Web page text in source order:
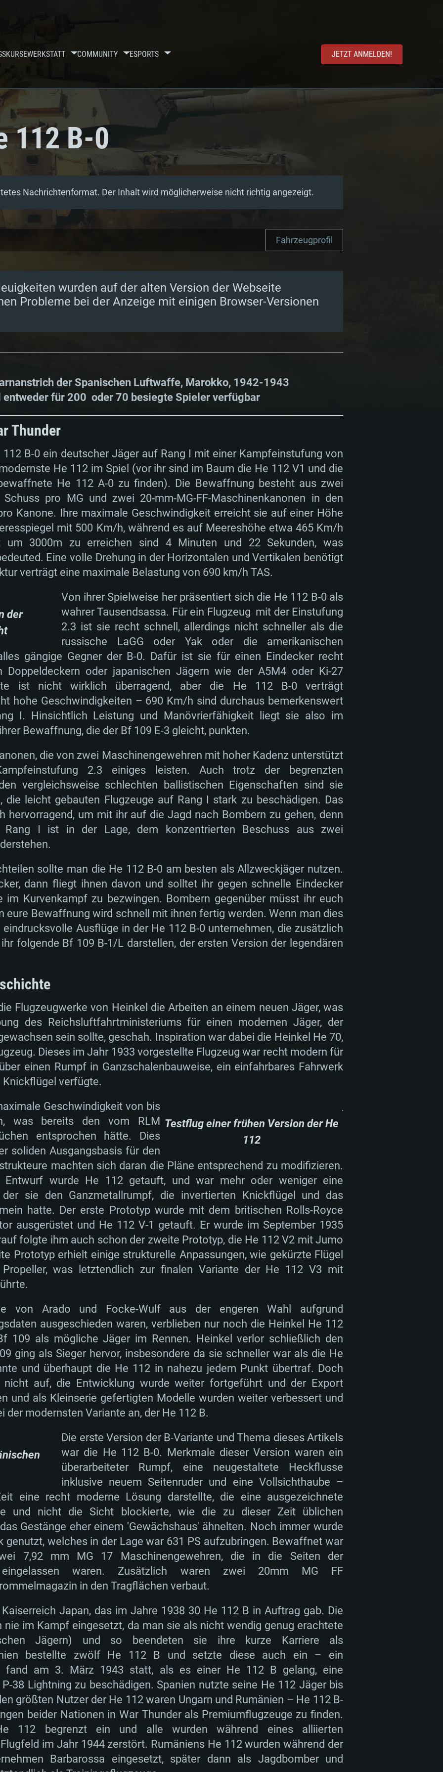
WERKSTATT COMMUNITY ESPORTS JETZT ANMELDEN!
Radeon 77XX /
Auflösung
Empfohlen
Betriebssystem: Windows 10/11 (64bit)
besser
Arbeitsspeicher: 16 GB und mehr
DirectX 11 fähige Grafikkarte oder höher mit den
neuesten Treibern: NVIDIA GeForce GTX 1060
oder höher / AMD Radeon RX 570 oder höher
Netzwerk: Breitband-Internetverbindung
Festplatte: 60,2 GB (Full Client)
oder neuer
Xeon
analoge AMD /
des Spiels
Empfohlen
Betriebssystem: Mac OS Big Sur 11.0 oder neuer
werden nicht unterstützt)
Arbeitsspeicher: 8 GB
Grafikkarte: Radeon Vega II oder höher mit Metal
Support
Netzwerk: Breitband-Internetverbindung
Festplatte: 60,2 GB (Full Client)
Systeme
Treibern
AMD mit
als 6 Monate);
beträgt 720p
Empfohlen
Betriebssystem: Ubuntu 20.04 64bit
Arbeitsspeicher: 16 GB
Grafikkarte: NVIDIA 1060 mit den neuesten
Treibern (nicht älter als 6 Monate) / vergleichbare
AMD (Radeon RX 570) mit den neuesten Treibern
(nicht älter als 6 Monate); mit Vulkan Support
Netzwerk: Breitband-Internetverbindung
Festplatte: 60,2 GB (Full Client)
112 B-0
Nachrichtenformat. Der Inhalt wird möglicherweise nicht richtig angezeigt.
Fahrzeugprofil
wurden auf der alten Version der Webseite
Probleme bei der Anzeige mit einigen Browser-Versionen
der Spanischen Luftwaffe, Marokko, 1942-1943
entweder für 200 oder 70 besiegte Spieler verfügbar
Thunder
112 B-0 ein deutscher Jäger auf Rang I mit einer Kampfeinstufung von
He 112 im Spiel (vor ihr sind im Baum die He 112 V1 und die
He 112 A-0 zu finden). Die Bewaffnung besteht aus zwei
pro MG und zwei 20-mm-MG-FF-Maschinenkanonen in den
Kanone. Ihre maximale Geschwindigkeit erreicht sie auf einer Höhe
mit 500 Km/h, während es auf Meereshöhe etwa 465 Km/h
um 3000m zu erreichen sind 4 Minuten und 22 Sekunden, was
Eine volle Drehung in der Horizontalen und Vertikalen benötigt
verträgt eine maximale Belastung von 690 km/h TAS.
der
Von ihrer Spielweise her präsentiert sich die He 112 B-0 als
wahrer Tausendsassa. Für ein Flugzeug mit der Einstufung
2.3 ist sie recht schnell, allerdings nicht schneller als die
russische LaGG oder Yak oder die amerikanischen
gängige Gegner der B-0. Dafür ist sie für einen Eindecker recht
oder japanischen Jägern wie der A5M4 oder Ki-27
ist nicht wirklich überragend, aber die He 112 B-0 verträgt
hohe Geschwindigkeiten – 690 Km/h sind durchaus bemerkenswert
I. Hinsichtlich Leistung und Manövrierfähigkeit liegt sie also im
Bewaffnung, die der Bf 109 E-3 gleicht, punkten.
die von zwei Maschinengewehren mit hoher Kadenz unterstützt
2.3 einiges leisten. Auch trotz der begrenzten
vergleichsweise schlechten ballistischen Eigenschaften sind sie
die leicht gebauten Flugzeuge auf Rang I stark zu beschädigen. Das
hervorragend, um mit ihr auf die Jagd nach Bombern zu gehen, denn
Rang I ist in der Lage, dem konzentrierten Beschuss aus zwei
sollte man die He 112 B-0 am besten als Allzweckjäger nutzen.
dann fliegt ihnen davon und solltet ihr gegen schnelle Eindecker
im Kurvenkampf zu bezwingen. Bombern gegenüber müsst ihr euch
eure Bewaffnung wird schnell mit ihnen fertig werden. Wenn man dies
Ausflüge in der He 112 B-0 unternehmen, die zusätzlich
folgende Bf 109 B-1/L darstellen, der ersten Version der legendären
Flugzeugwerke von Heinkel die Arbeiten an einem neuen Jäger, was
des Reichsluftfahrtministeriums für einen modernen Jäger, der
sein sollte, geschah. Inspiration war dabei die Heinkel He 70,
Dieses im Jahr 1933 vorgestellte Flugzeug war recht modern für
einen Rumpf in Ganzschalenbauweise, ein einfahrbares Fahrwerk
verfügte.
Testflug einer frühen Version der He
112
Geschwindigkeit von bis
was bereits den vom RLM
entsprochen hätte. Dies
soliden Ausgangsbasis für den
machten sich daran die Pläne entsprechend zu modifizieren.
Entwurf wurde He 112 getauft, und war mehr oder weniger eine
sie den Ganzmetallrumpf, die invertierten Knickflügel und das
hatte. Der erste Prototyp wurde mit dem britischen Rolls-Royce
ausgerüstet und He 112 V-1 getauft. Er wurde im September 1935
folgte ihm auch schon der zweite Prototyp, die He 112 V2 mit Jumo
Prototyp erhielt einige strukturelle Anpassungen, wie gekürzte Flügel
was letztendlich zur finalen Variante der He 112 V3 mit
von Arado und Focke-Wulf aus der engeren Wahl aufgrund
ausgeschieden waren, verblieben nur noch die Heinkel He 112
109 als mögliche Jäger im Rennen. Heinkel verlor schließlich den
ging als Sieger hervor, insbesondere da sie schneller war als die He
und überhaupt die He 112 in nahezu jedem Punkt übertraf. Doch
auf, die Entwicklung wurde weiter fortgeführt und der Export
und als Kleinserie gefertigten Modelle wurden weiter verbessert und
der modernsten Variante an, der He 112 B.
Die erste Version der B-Variante und Thema dieses Artikels
war die He 112 B-0. Merkmale dieser Version waren ein
überarbeiteter Rumpf, eine neugestaltete Heckflusse
inklusive neuem Seitenruder und eine Vollsichthaube –
eine recht moderne Lösung darstellte, die eine ausgezeichnete
und nicht die Sicht blockierte, wie die zu dieser Zeit üblichen
Gestänge eher einem 'Gewächshaus' ähnelten. Noch immer wurde
genutzt, welches in der Lage war 631 PS aufzubringen. Bewaffnet war
7,92 mm MG 17 Maschinengewehren, die in die Seiten der
eingelassen waren. Zusätzlich waren zwei 20mm MG FF
in den Tragflächen verbaut.
Japan, das im Jahre 1938 30 He 112 B in Auftrag gab. Die
nie im Kampf eingesetzt, da man sie als nicht wendig genug erachtete
Jägern) und so beendeten sie ihre kurze Karriere als
bestellte zwölf He 112 B und setzte diese auch ein – ein
fand am 3. März 1943 statt, als es einer He 112 B gelang, eine
38 Lightning zu beschädigen. Spanien nutzte seine He 112 Jäger bis
größten Nutzer der He 112 waren Ungarn und Rumänien – He 112 B-
beider Nationen in War Thunder als Premiumflugzeuge zu finden.
112 begrenzt ein und alle wurden während eines alliierten
im Jahr 1944 zerstört. Rumäniens He 112 wurden während der
Barbarossa eingesetzt, später dann als Jagdbomber und